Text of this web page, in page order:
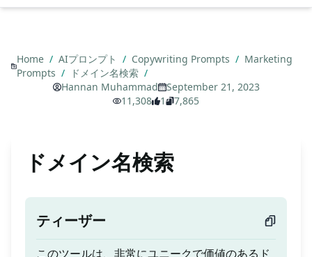
Home / AIプロンプト / Copywriting Prompts / Marketing
Prompts / ドメイン名検索 /
Hannan Muhammad
September 21, 2023
11,308
1 7,865
ドメイン名検索
ティーザー
このツールは、非常にユニークで価値のあるド